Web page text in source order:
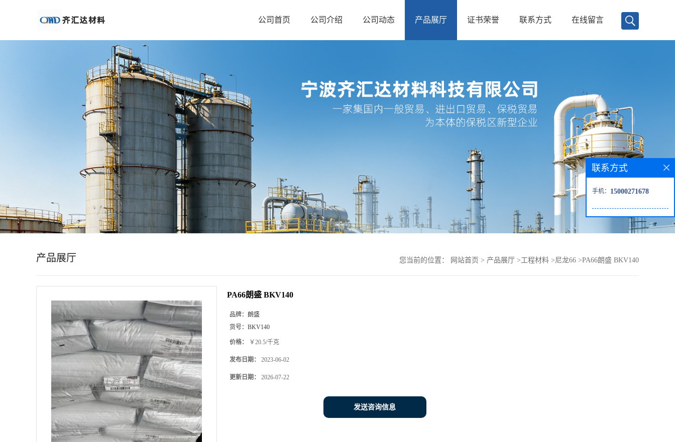
绍
公司首页 公司介绍 公司动态 产品展厅 证书荣誉 联系方式 在线留言
产品展厅 您当前的位置： 网站首页 > 产品展厅 >工程材料 >尼龙66 >PA66朗盛 BKV140
PA66朗盛 BKV140
品牌：
朗盛
货号： BKV140
价格： ￥20.5/千克
发布日期： 2023-06-02
更新日期： 2026-07-22
发送咨询信息
联系方式
手机： 15000271678